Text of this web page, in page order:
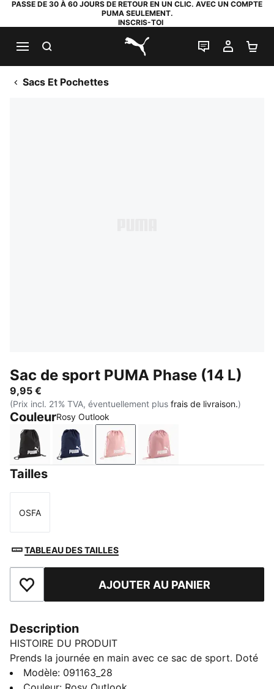
PASSE DE 30 À 60 JOURS DE RETOUR EN UN CLIC. AVEC UN COMPTE
PUMA SEULEMENT.
INSCRIS-TOI
PUMA.com
LIVE CHAT
MON
Sacs Et Pochettes
Sac de sport PUMA Phase (14 L)
9,95 €
(Prix incl. 21% TVA, éventuellement plus frais de livraison.)
CouleurRosy Outlook
PUMA BlackPUMA NavyRosy OutlookDusky Rosewood
Tailles
Taille
OSFA
TABLEAU DES TAILLES
Ajouter aux favorisAJOUTER AU PANIER
Description
HISTOIRE DU PRODUIT
Prends la journée en main avec ce sac de sport. Doté
d'une ouverture à cordon de serrage, de bretelles et
Modèle: 091163_28